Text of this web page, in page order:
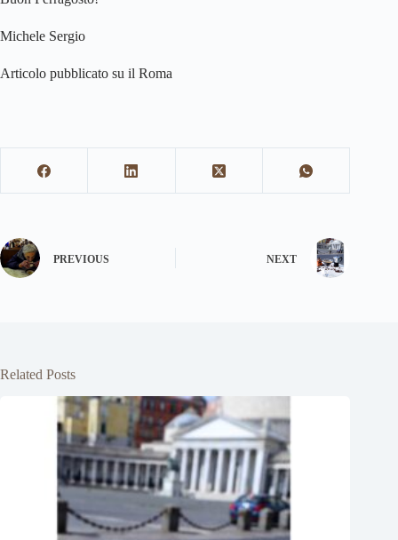
Michele Sergio
Articolo pubblicato su il Roma
PREVIOUS NEXT
Related Posts